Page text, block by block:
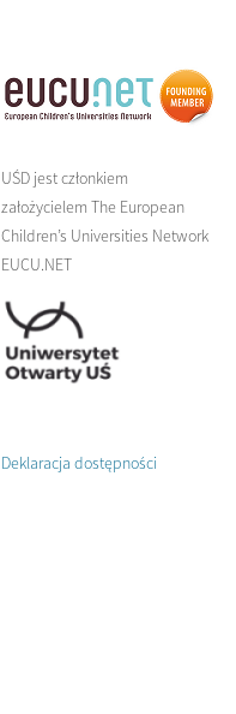
UŚD jest członkiem
założycielem The European
Children’s Universities Network
EUCU.NET
Deklaracja dostępności